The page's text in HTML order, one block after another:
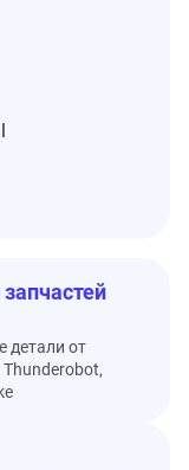
детали от
Thunderobot,